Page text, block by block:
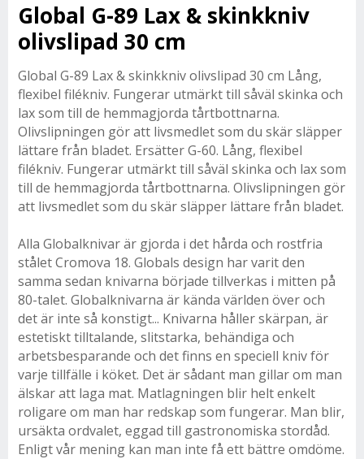
Global G-89 Lax & skinkkniv
olivslipad 30 cm
Global G-89 Lax & skinkkniv olivslipad 30 cm Lång,
flexibel filékniv. Fungerar utmärkt till såväl skinka och
lax som till de hemmagjorda tårtbottnarna.
Olivslipningen gör att livsmedlet som du skär släpper
lättare från bladet. Ersätter G-60. Lång, flexibel
filékniv. Fungerar utmärkt till såväl skinka och lax som
till de hemmagjorda tårtbottnarna. Olivslipningen gör
att livsmedlet som du skär släpper lättare från bladet.
Alla Globalknivar är gjorda i det hårda och rostfria
stålet Cromova 18. Globals design har varit den
samma sedan knivarna började tillverkas i mitten på
80-talet. Globalknivarna är kända världen över och
det är inte så konstigt... Knivarna håller skärpan, är
estetiskt tilltalande, slitstarka, behändiga och
arbetsbesparande och det finns en speciell kniv för
varje tillfälle i köket. Det är sådant man gillar om man
älskar att laga mat. Matlagningen blir helt enkelt
roligare om man har redskap som fungerar. Man blir,
ursäkta ordvalet, eggad till gastronomiska stordåd.
Enligt vår mening kan man inte få ett bättre omdöme.